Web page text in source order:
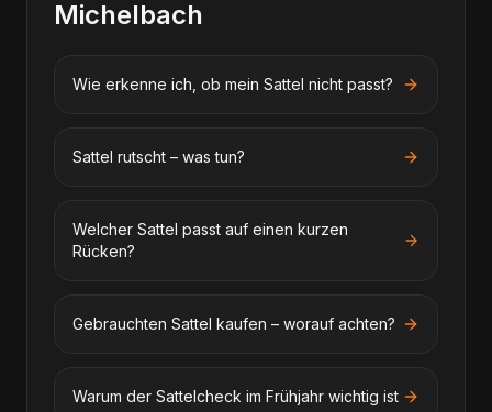
Michelbach
Wie erkenne ich, ob mein Sattel nicht passt?
Sattel rutscht – was tun?
Welcher Sattel passt auf einen kurzen
Rücken?
Gebrauchten Sattel kaufen – worauf achten?
Warum der Sattelcheck im Frühjahr wichtig ist